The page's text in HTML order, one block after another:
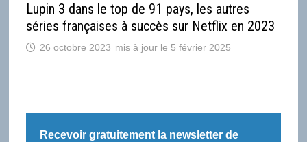
Lupin 3 dans le top de 91 pays, les autres
séries françaises à succès sur Netflix en 2023
26 octobre 2023 5 février 2025
Recevoir gratuitement la newsletter de